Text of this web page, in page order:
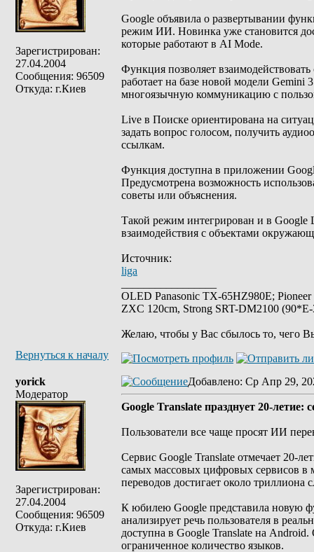
Зарегистрирован:
27.04.2004
Сообщения: 96509
Откуда: г.Киев
Google объявила о развертывании
режим ИИ. Новинка уже становится
которые работают в AI Mode.
Функция позволяет
работает на базе новой модели Gemini
многоязычную коммуникацию с
Live в Поиске ориентирована на
задать вопрос голосом, получить
ссылкам.
Функция доступна в приложении
Предусмотрена возможность
советы или объяснения.
Такой режим интегрирован и в Google
взаимодействия с объектами
Источник:
liga
OLED Panasonic TX-65HZ980E;
ZXC 120cm, Strong SRT-DM2100
Желаю, чтобы у Вас сбылось то, чего
Вернуться к началу
yorick
Модератор
Зарегистрирован:
27.04.2004
Сообщения: 96509
Откуда: г.Киев
Добавлено: Ср Апр 29,
Google Translate празднует 20-
Пользователи все чаще просят ИИ
Сервис Google Translate отмечает 20-
самых массовых цифровых сервисов в
переводов достигает около триллиона
К юбилею Google представила новую
анализирует речь пользователя в
доступна в Google Translate на
ограниченное количество языков.